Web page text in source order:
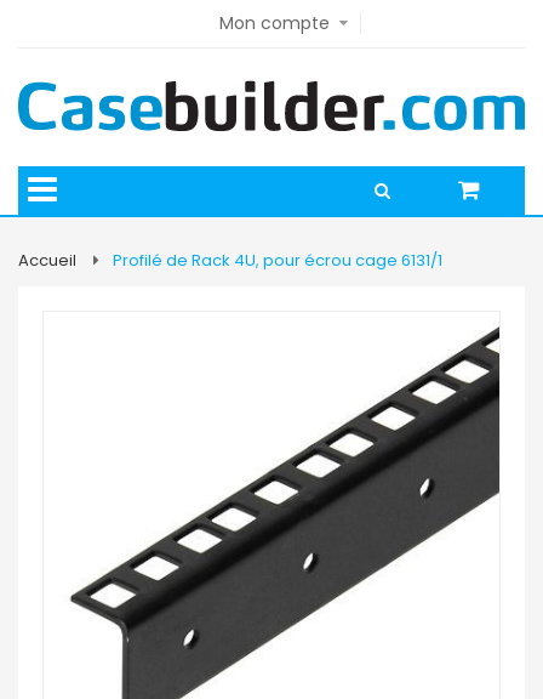
Mon compte
Accueil Profilé de Rack 4U, pour écrou cage 6131/1